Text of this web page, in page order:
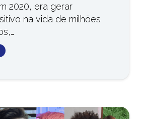
2020, era gerar
na vida de milhões